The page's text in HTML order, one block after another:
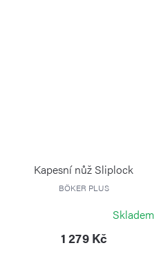
Kapesní nůž Sliplock
BÖKER PLUS
Skladem
1 279 Kč